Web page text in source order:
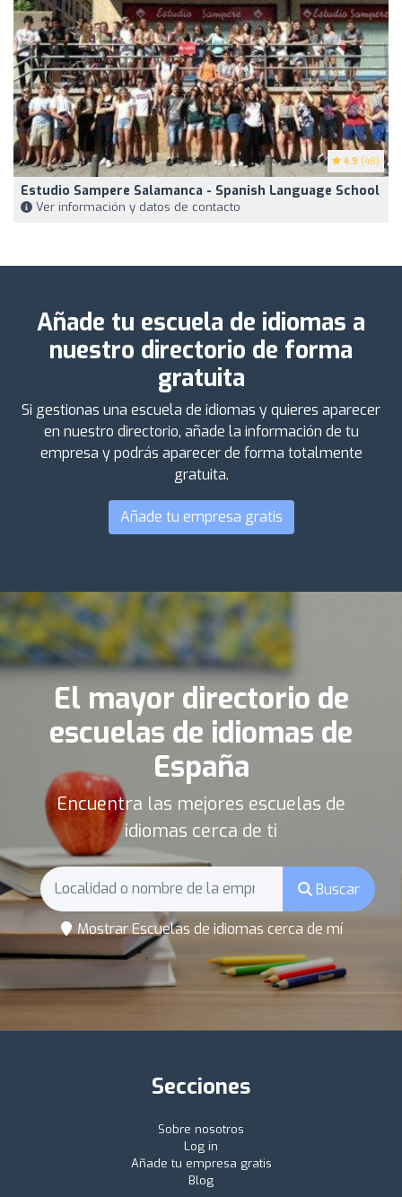
4.9 (48)
Estudio Sampere Salamanca - Spanish Language School
Ver información y datos de contacto
Añade tu escuela de idiomas a
nuestro directorio de forma
gratuita
Si gestionas una escuela de idiomas y quieres aparecer
en nuestro directorio, añade la información de tu
empresa y podrás aparecer de forma totalmente
gratuita.
Añade tu empresa gratis
El mayor directorio de
escuelas de idiomas de
España
Encuentra las mejores escuelas de
idiomas cerca de ti
Buscar
Mostrar Escuelas de idiomas cerca de mí
Secciones
Sobre nosotros
Log in
Añade tu empresa gratis
Blog